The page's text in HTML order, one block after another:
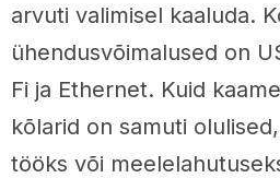
arvuti valimisel kaaluda.
ühendusvõimalused on
Fi ja Ethernet. Kuid
kõlarid on samuti
tööks või